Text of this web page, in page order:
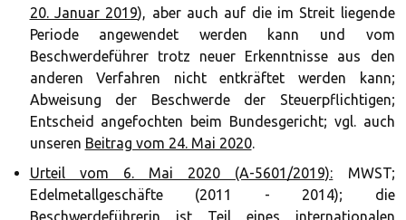
20. Januar 2019), aber auch auf die im Streit liegende
Periode angewendet werden kann und vom
Beschwerdeführer trotz neuer Erkenntnisse aus den
anderen Verfahren nicht entkräftet werden kann;
Abweisung der Beschwerde der Steuerpflichtigen;
Entscheid angefochten beim Bundesgericht; vgl. auch
unseren Beitrag vom 24. Mai 2020.
Urteil vom 6. Mai 2020 (A-5601/2019): MWST;
Edelmetallgeschäfte (2011 - 2014); die
Beschwerdeführerin ist Teil eines internationalen